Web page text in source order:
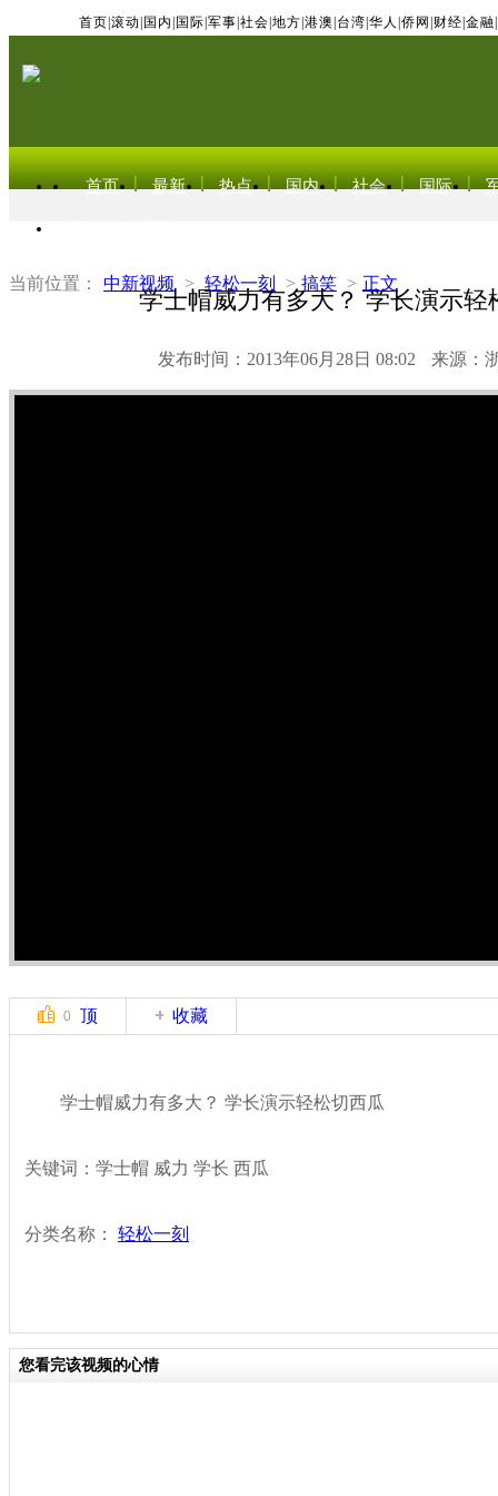
首页 滚动 国内 国际 军事 社会 地方 港澳 台湾 华人 侨网 财经 金融
首页 最新 热点 国内 社会 国际
当前位置： 中新视频 > 轻松一刻 > 搞笑 > 正文
学士帽威力有多大？ 学长演示轻
发布时间：2013年06月28日 08:02 来源：
0 顶 收藏
学士帽威力有多大？ 学长演示轻松切西瓜
关键词：学士帽 威力 学长 西瓜
分类名称： 轻松一刻
您看完该视频的心情